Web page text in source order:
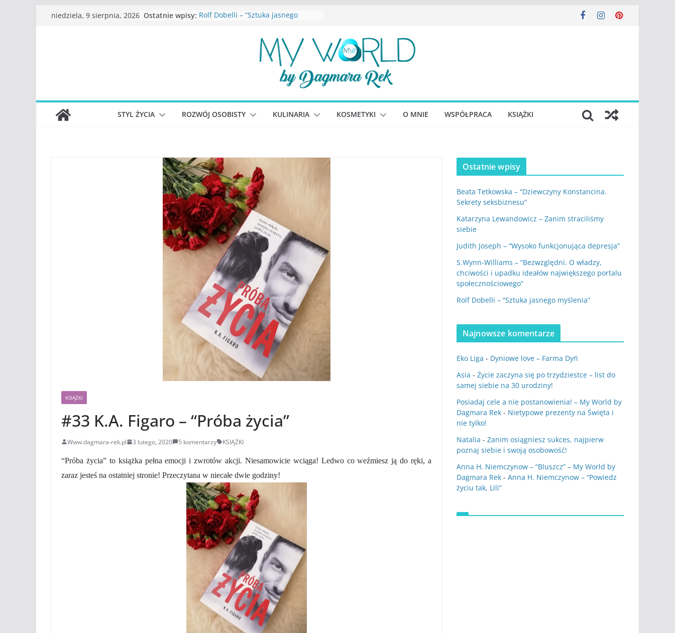
Przejdźniedziela, 9 sierpnia, 2026 Ostatnie wpisy: Rolf Dobelli – “Sztuka jasnego
Konstancina. Sekrety seksbiznesu”
Katarzyna Lewandowicz – Zanim
władzy, chciwości i upadku ideałów
największego portalu
STYL ŻYCIA ROZWÓJ OSOBISTY KULINARIA KOSMETYKI O MNIE WSPÓŁPRACA KSIĄŻKI
KSIĄŻKI
#33 K.A. Figaro – “Próba życia”
Www.dagmara-rek.pl 3 lutego, 2020 5 komentarzy KSIĄŻKI
“Próba życia” to książka pełna emocji i zwrotów akcji. Niesamowicie wciąga! Ledwo co weźmiesz ją do ręki, a
zaraz jesteś na ostatniej stronie! Przeczytana w niecałe dwie godziny!
Ostatnie wpisy
Beata Tetkowska – “Dziewczyny Konstancina.
Sekrety seksbiznesu”
Katarzyna Lewandowicz – Zanim straciliśmy
siebie
Judith Joseph – “Wysoko funkcjonująca depresja”
S.Wynn-Williams – “Bezwzględni. O władzy,
chciwości i upadku ideałów największego portalu
społecznościowego”
Rolf Dobelli – “Sztuka jasnego myślenia”
Najnowsze komentarze
Eko Liga - Dyniowe love – Farma Dyń
Asia - Życie zaczyna się po trzydziestce – list do
samej siebie na 30 urodziny!
Posiadaj cele a nie postanowienia! – My World by
Dagmara Rek - Nietypowe prezenty na Święta i
nie tylko!
Natalia - Zanim osiągniesz sukces, najpierw
poznaj siebie i swoją osobowość!
Anna H. Niemczynow – “Bluszcz” – My World by
Dagmara Rek - Anna H. Niemczynow – “Powiedz
życiu tak, Lili”